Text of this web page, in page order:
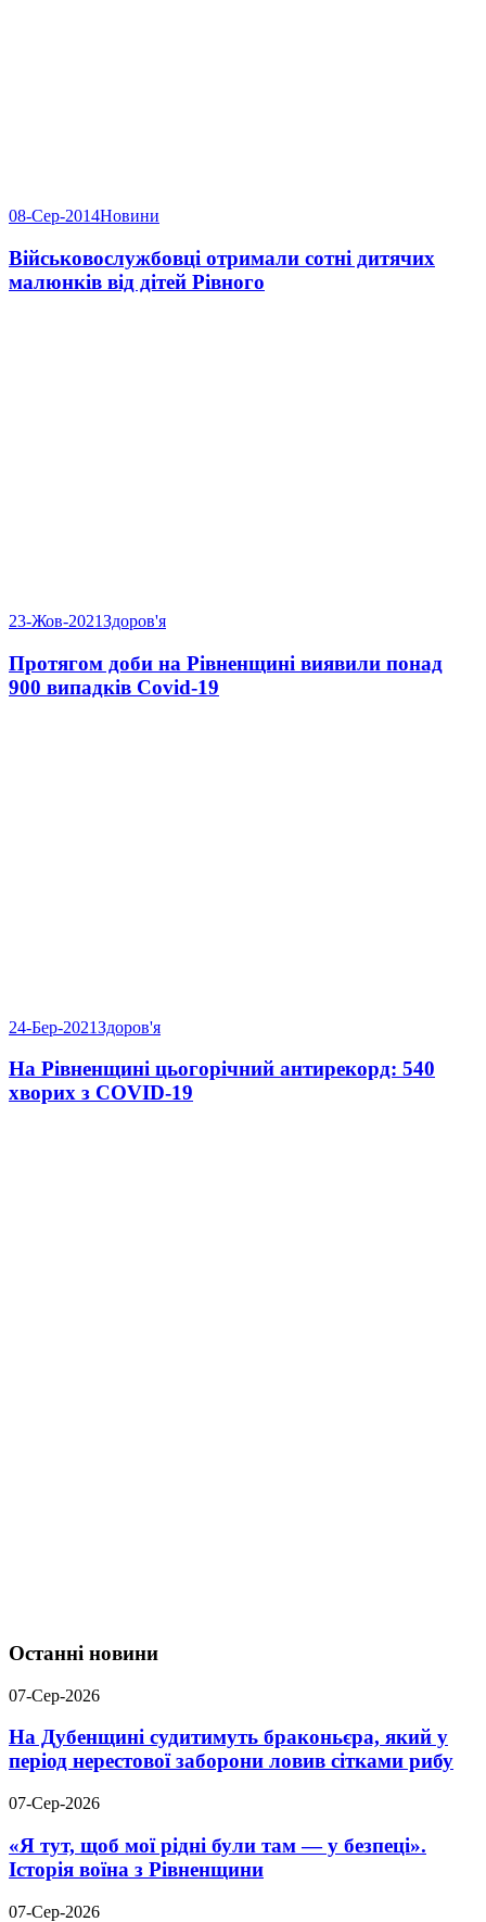
08-Сер-2014Новини
Військовослужбовці отримали сотні дитячих
малюнків від дітей Рівного
23-Жов-2021Здоров'я
Протягом доби на Рівненщині виявили понад
900 випадків Covid-19
24-Бер-2021Здоров'я
На Рівненщині цьогорічний антирекорд: 540
хворих з COVID-19
Останні новини
07-Сер-2026
На Дубенщині судитимуть браконьєра, який у
період нерестової заборони ловив сітками рибу
07-Сер-2026
«Я тут, щоб мої рідні були там — у безпеці».
Історія воїна з Рівненщини
07-Сер-2026